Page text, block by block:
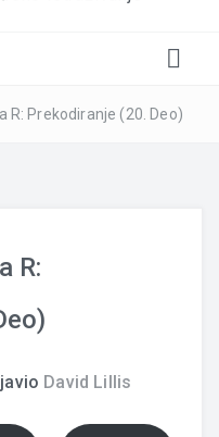
R: Prekodiranje (20. Deo)
R:
David Lillis